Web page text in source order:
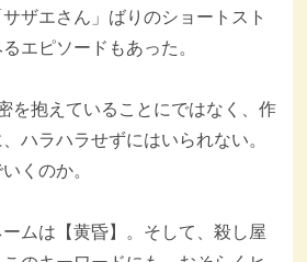
ザエさん」ばりのショートスト
エピソードもあった。
を抱えていることにではなく、作
ハラハラせずにはいられない。
くのか。
ムは【黄昏】。そして、殺し屋